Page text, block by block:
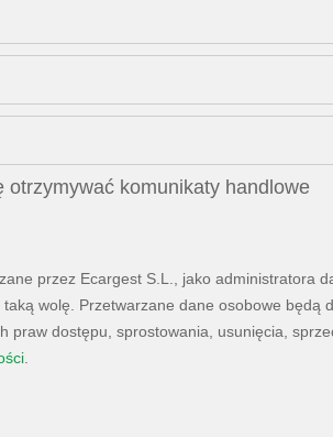
otrzymywać komunikaty handlowe
przez Ecargest S.L., jako administratora
wolę. Przetwarzane dane osobowe
dostępu, sprostowania, usunięcia,